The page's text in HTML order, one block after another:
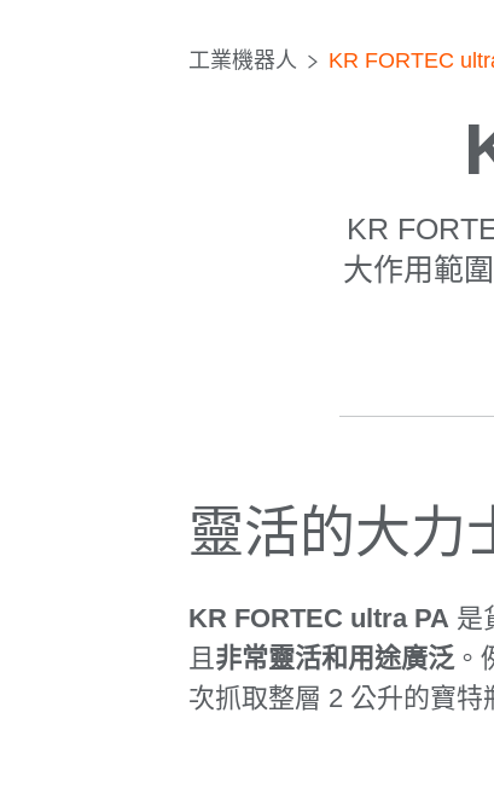
工業機器人 KR FORTEC
KR
大作用範
靈活的大力
KR FORTEC ultra PA 是
且 非常靈活和用途廣泛
次抓取整層 2 公升的寶特